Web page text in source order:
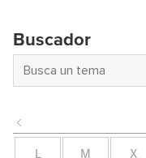
Buscador
L M X